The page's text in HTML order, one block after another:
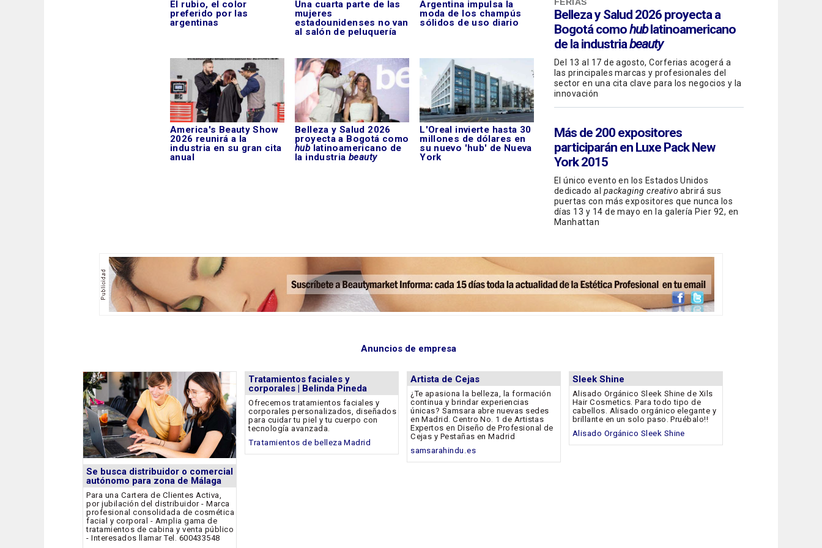
Belleza y Salud 2026 proyecta a
Bogotá comohublatinoamericano
de la industriabeauty
Del 13 al 17 de agosto, Corferias acogerá a
las principales marcas y profesionales del
sector en una cita clave para los negocios y la
innovación
Más de 200 expositores
participarán en Luxe Pack New
York 2015
El único evento en los Estados Unidos
dedicado al packaging creativo abrirá sus
puertas con más expositores que nunca los
días 13 y 14 de mayo en la galería Pier 92, en
Manhattan
El rubio, el color
preferido por las
argentinas
Una cuarta parte de las
mujeres
estadounidenses no van
al salón de peluquería
Argentina impulsa la
moda de los champús
sólidos de uso diario
America's Beauty Show
2026 reunirá a la
industria en su gran cita
anual
Belleza y Salud 2026
proyecta a Bogotá como
hublatinoamericano de
la industria beauty
L'Oreal invierte hasta 30
millones de dólares en
su nuevo 'hub' de Nueva
York
Anuncios de empresa
Se busca distribuidor o comercial
autónomo para zona de Málaga
Para una Cartera de Clientes Activa,
por jubilación del distribuidor - Marca
profesional consolidada de cosmética
facial y corporal - Amplia gama de
tratamientos de cabina y venta público
- Interesados llamar Tel. 600433548
Tratamientos faciales y
corporales | Belinda Pineda
Ofrecemos tratamientos faciales y
corporales personalizados, diseñados
para cuidar tu piel y tu cuerpo con
tecnología avanzada.
Tratamientos de belleza Madrid
Artista de Cejas
¿Te apasiona la belleza, la formación
continua y brindar experiencias
únicas? Samsara abre nuevas sedes
en Madrid. Centro No. 1 de Artistas
Expertos en Diseño de Profesional de
Cejas y Pestañas en Madrid
samsarahindu.es
Sleek Shine
Alisado Orgánico Sleek Shine de Xils
Hair Cosmetics. Para todo tipo de
cabellos. Alisado orgánico elegante y
brillante en un solo paso. Pruébalo!!
Alisado Orgánico Sleek Shine